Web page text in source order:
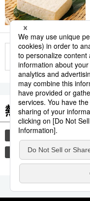
熱門關鍵詞
教育 禮儀
觀光旅遊